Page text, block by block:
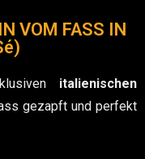
VOM FASS IN
italienischen
gezapft und perfekt